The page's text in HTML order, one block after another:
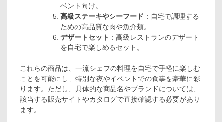
ベント向け。
高級ステーキやシーフード ：自宅で調理する
ための高品質な肉や魚介類。
デザートセット ：高級レストランのデザート
を自宅で楽しめるセット。
これらの商品は、一流シェフの料理を自宅で手軽に楽しむ
ことを可能にし、特別な夜やイベントでの食事を豪華に彩
ります。ただし、具体的な商品名やブランドについては、
該当する販売サイトやカタログで直接確認する必要があり
ます。